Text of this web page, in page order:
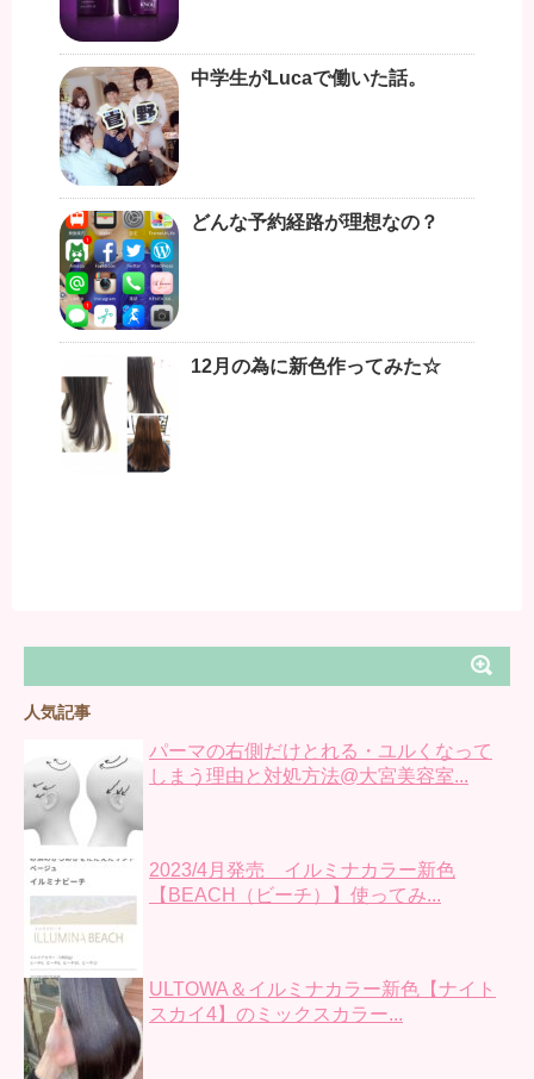
中学生がLucaで働いた話。
どんな予約経路が理想なの？
12月の為に新色作ってみた☆
人気記事
パーマの右側だけとれる・ユルくなって
しまう理由と対処方法@大宮美容室...
2023/4月発売 イルミナカラー新色
【BEACH（ビーチ）】使ってみ...
ULTOWA＆イルミナカラー新色【ナイト
スカイ4】のミックスカラー...